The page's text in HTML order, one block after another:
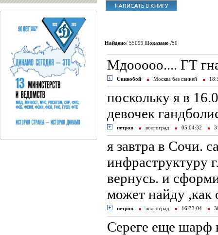
Найдено/ 55099 Показано /50
Мдооооо.... ГТ
Свинобой Москва без свиней
поскольку я в
девочек
петров волгоград 05:04:32
я завтра в Сочи.
инфраструктуру
вернусь. и
может найду ,как
петров волгоград 16:33:04
Сереге еще шарф